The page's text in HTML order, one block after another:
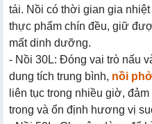
tái. Nồi có thời gian gia
thực phẩm chín đều, giữ
mất dinh dưỡng.
- Nồi 30L: Đóng vai trò nấu
dung tích trung bình, nồi phở
liên tục trong nhiều giờ,
trong và ổn định hương vị